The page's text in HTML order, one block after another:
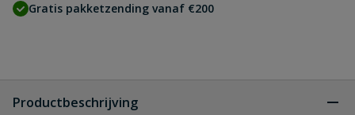
Gratis pakketzending vanaf €200
Productbeschrijving